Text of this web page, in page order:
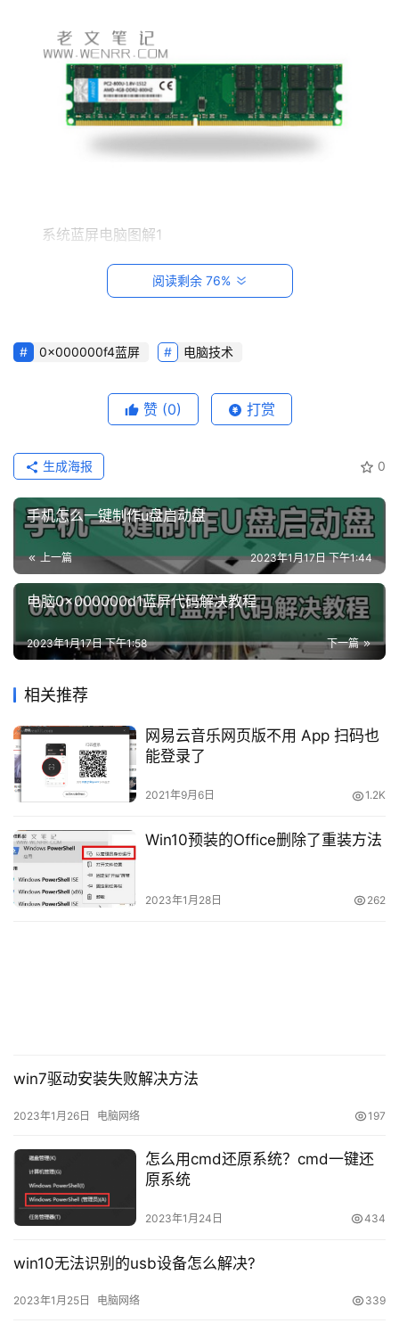
工
热
游
攻
知
识
问
答
在
线
工
具
注册
系统蓝屏电脑图解1
0x000000f4蓝屏修复教程
拆开电脑主机边上的外壳
蓝屏代码电脑图解2
拔出内存条
（内存条认识吧，请参照第一副图片），用
橡皮擦拭（有锈迹可以用细细的砂纸轻轻打磨）
阅读剩余 76%
0x000000f4蓝屏 电脑技术
赞 (0) 打赏
0
生成海报
手机怎么一键制作u盘启动盘
上一篇 2023年1月17日 下午1:44
电脑0x000000d1蓝屏代码解决教程
下一篇
2023年1月17日 下午1:58
相关推荐
网易云音乐网页版不用 App 扫码也
能登录了
2021年9月6日 1.2K
Win10预装的Office删除了重装方法
2023年1月28日 262
win7驱动安装失败解决方法
2023年1月26日 电脑网络 197
怎么用cmd还原系统？cmd一键还
原系统
2023年1月24日 434
win10无法识别的usb设备怎么解决?
2023年1月25日 电脑网络 339